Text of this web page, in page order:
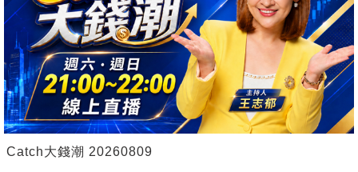
Catch大錢潮 20260809